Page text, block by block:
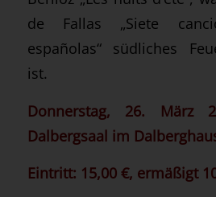
de Fallas „Siete
españolas“ südliches
ist.
Donnerstag, 26.
Dalbergsaal im
Eintritt: 15,00 €, ermäßigt